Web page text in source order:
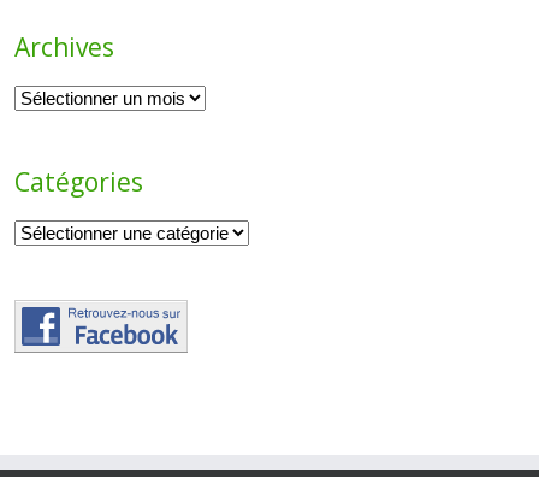
Archives
Archives
Catégories
Catégories